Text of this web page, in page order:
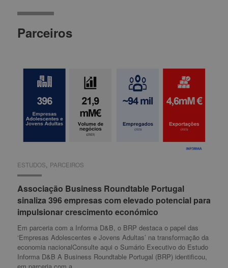
Parceiros
ESTUDOS, PARCEIROS
Associação Business Roundtable Portugal
sinaliza 396 empresas com elevado potencial para
impulsionar crescimento económico
Em parceria com a Informa D&B, o BRP destaca o papel das
‘Empresas Adolescentes e Jovens Adultas’ na transformação da
economia nacionalConsulte aqui o Sumário Executivo do Estudo
Informa D&B A Business Roundtable Portugal (BRP) identificou,
em parceria com a…
ESTUDOS PARCEIROS
Associação Business Roundtable Portugal
sinaliza 396 empresas com elevado potencial para
impulsionar crescimento económico